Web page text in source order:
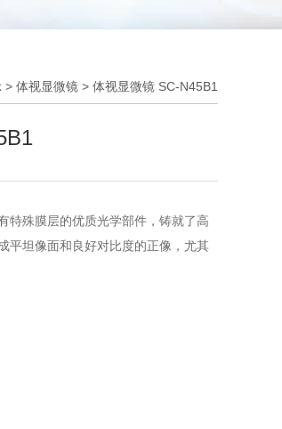
> 体视显微镜 > 体视显微镜 SC-N45B1
特殊膜层的优质光学部件，铸就了高
平坦像面和良好对比度的正像，尤其